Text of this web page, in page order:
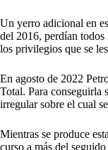
Un yerro adicional en
del 2016, perdían todos
los privilegios que se
En agosto de 2022
Total. Para conseguirla
irregular sobre el cual
Mientras se produce
curso a más del